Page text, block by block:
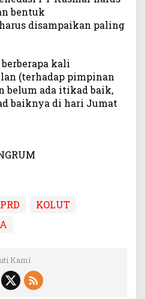
bentuk
disampaikan paling
berberapa kali
(terhadap pimpinan
belum ada itikad baik,
baiknya di hari Jumat
KOLUT
Kami